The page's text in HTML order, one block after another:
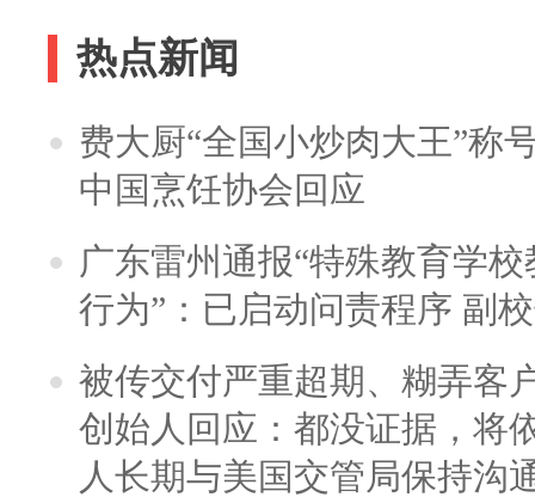
热点新闻
费大厨“全国小炒肉大王”称
中国烹饪协会回应
广东雷州通报“特殊教育学
行为”：已启动问责程序 副
被传交付严重超期、糊弄客
创始人回应：都没证据，将
人长期与美国交管局保持沟